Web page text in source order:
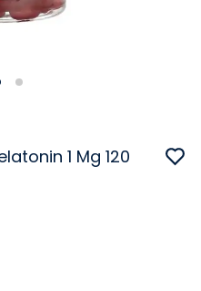
1 Mg 120